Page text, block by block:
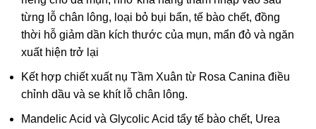
từng lỗ chân lông, loại bỏ bụi bẩn, tế bào chết, đồng
thời hỗ giảm dần kích thước của mụn, mẩn đỏ và ngăn
xuất hiện trở lại
Kết hợp chiết xuất nụ Tầm Xuân từ Rosa Canina điều
chỉnh dầu và se khít lỗ chân lông.
Mandelic Acid và Glycolic Acid tẩy tế bào chết, Urea